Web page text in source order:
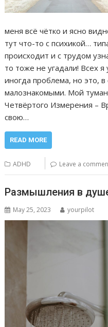
меня всё чётко и ясно
тут что-то с психикой…
происходит и с трудом
то тоже не угадали! Всех
иногда проблема, но это,
малознакомыми. Мой
Четвёртого Измерения –
свою…
READ MORE
ADHD Leave a
Размышления в
May 25, 2023 yourpilot